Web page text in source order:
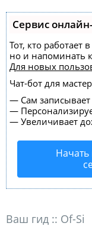
Сервис
Тот, кто работает
но и напоминать
Для новых
Чат-бот для
— Сам
—
— Увеличивает
Начать
Ваш гид :: Of-Si